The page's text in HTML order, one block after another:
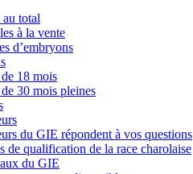
total
à la vente
d’embryons
18 mois
30 mois pleines
du GIE répondent à vos questions
de qualification de la race charolaise
du GIE